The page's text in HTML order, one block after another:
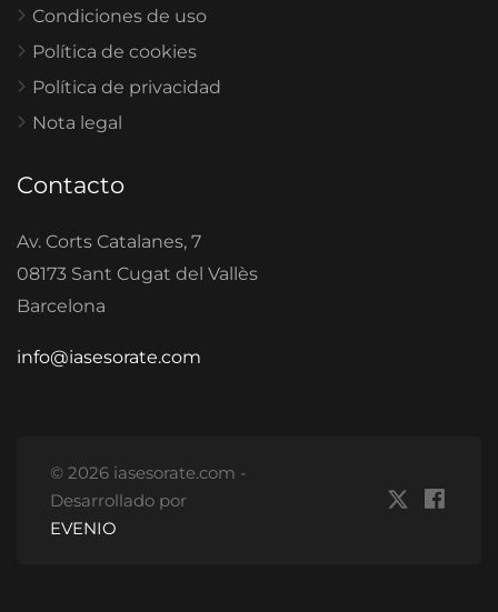
Condiciones de uso
Política de cookies
Política de privacidad
Nota legal
Contacto
Av. Corts Catalanes, 7
08173 Sant Cugat del Vallès
Barcelona
info@iasesorate.com
© 2026 iasesorate.com -
Desarrollado por
EVENIO